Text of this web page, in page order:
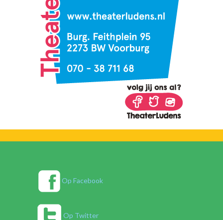
Op Facebook
Op Twitter